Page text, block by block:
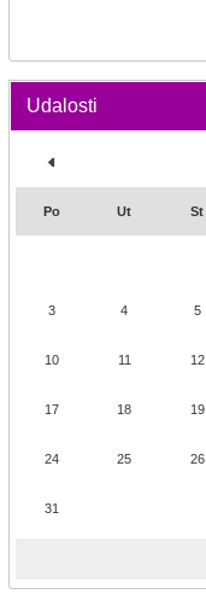
Udalosti
Po Ut St
3 4 5
10 11 12
17 18 19
24 25 26
31